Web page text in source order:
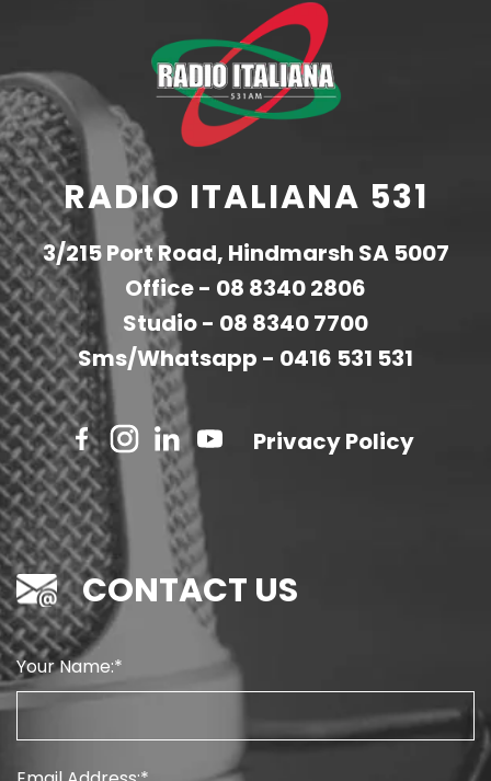
RADIO ITALIANA 531
3/215 Port Road, Hindmarsh SA 5007
Office - 08 8340 2806
Studio - 08 8340 7700
Sms/Whatsapp - 0416 531 531
Privacy Policy
CONTACT US
Your Name: